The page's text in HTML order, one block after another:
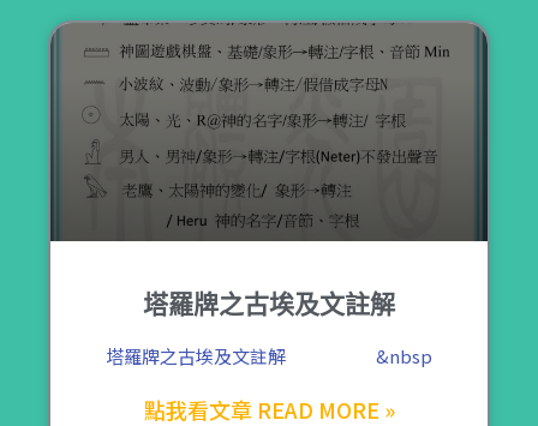
塔羅牌之古埃及文註解
塔羅牌之古埃及文註解 &nbsp
點我看文章 READ MORE »